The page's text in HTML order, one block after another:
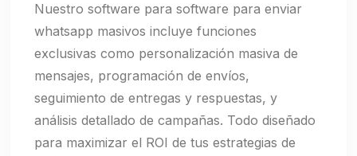
Nuestro software para software para enviar
whatsapp masivos incluye funciones
exclusivas como personalización masiva de
mensajes, programación de envíos,
seguimiento de entregas y respuestas, y
análisis detallado de campañas. Todo diseñado
para maximizar el ROI de tus estrategias de